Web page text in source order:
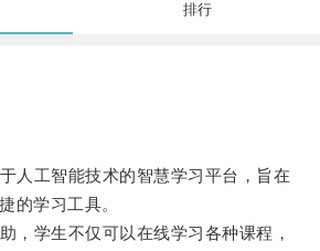
排行
工智能技术的智慧学习平台，旨在
的学习工具。
学生不仅可以在线学习各种课程，